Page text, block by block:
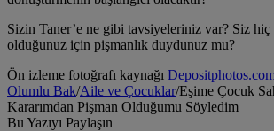
Sizin Taner’e ne gibi tavsiyeleriniz var? Siz
olduğunuz için pişmanlık duydunuz mu?
Ön izleme fotoğrafı kaynağı
Olumlu Bak/Aile ve Çocuklar/Eşime Çocuk
Kararımdan Pişman Olduğumu Söyledim
Bu Yazıyı Paylaşın